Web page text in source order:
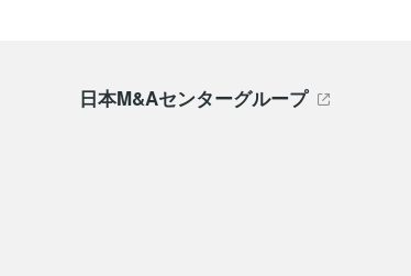
日本M&Aセンターグループ